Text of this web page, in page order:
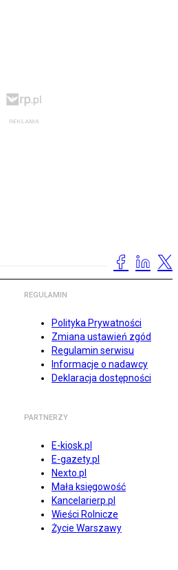
REGULAMIN
Polityka Prywatności
Zmiana ustawień zgód
Regulamin serwisu
Informacje o nadawcy
Deklaracja dostępności
PARTNERZY
E-kiosk.pl
E-gazety.pl
Nexto.pl
Mała księgowość
Kancelarierp.pl
Wieści Rolnicze
Życie Warszawy